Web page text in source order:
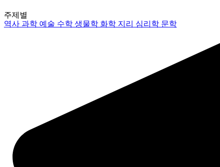
주제별
역사과학 예술 수학생물학 화학 지리 심리학 문학